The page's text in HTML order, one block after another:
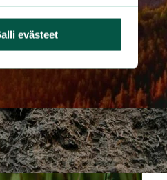
evästeet
|20.3.2026